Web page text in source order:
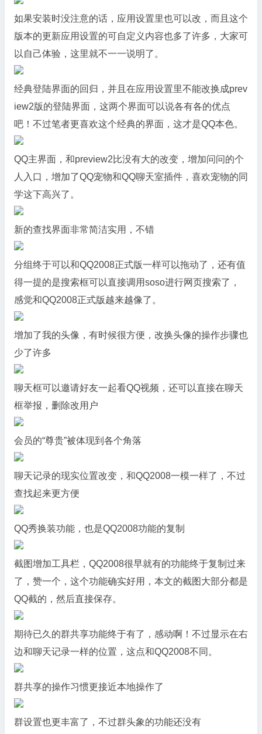
如果安装时没注意的话，应用设置里也可以改，而且这个
版本的更新应用设置的可自定义内容也多了许多，大家可
以自己体验，这里就不一一说明了。
经典登陆界面的回归，并且在应用设置里不能改换成prev
iew2版的登陆界面，这两个界面可以说各有各的优点
吧！不过笔者更喜欢这个经典的界面，这才是QQ本色。
QQ主界面，和preview2比没有大的改变，增加问问的个
人入口，增加了QQ宠物和QQ聊天室插件，喜欢宠物的同
学这下高兴了。
新的查找界面非常简洁实用，不错
分组终于可以和QQ2008正式版一样可以拖动了，还有值
得一提的是搜索框可以直接调用soso进行网页搜索了，
感觉和QQ2008正式版越来越像了。
增加了我的头像，有时候很方便，改换头像的操作步骤也
少了许多
聊天框可以邀请好友一起看QQ视频，还可以直接在聊天
框举报，删除改用户
会员的“尊贵”被体现到各个角落
聊天记录的现实位置改变，和QQ2008一模一样了，不过
查找起来更方便
QQ秀换装功能，也是QQ2008功能的复制
截图增加工具栏，QQ2008很早就有的功能终于复制过来
了，赞一个，这个功能确实好用，本文的截图大部分都是
QQ截的，然后直接保存。
期待已久的群共享功能终于有了，感动啊！不过显示在右
边和聊天记录一样的位置，这点和QQ2008不同。
群共享的操作习惯更接近本地操作了
群设置也更丰富了，不过群头象的功能还没有